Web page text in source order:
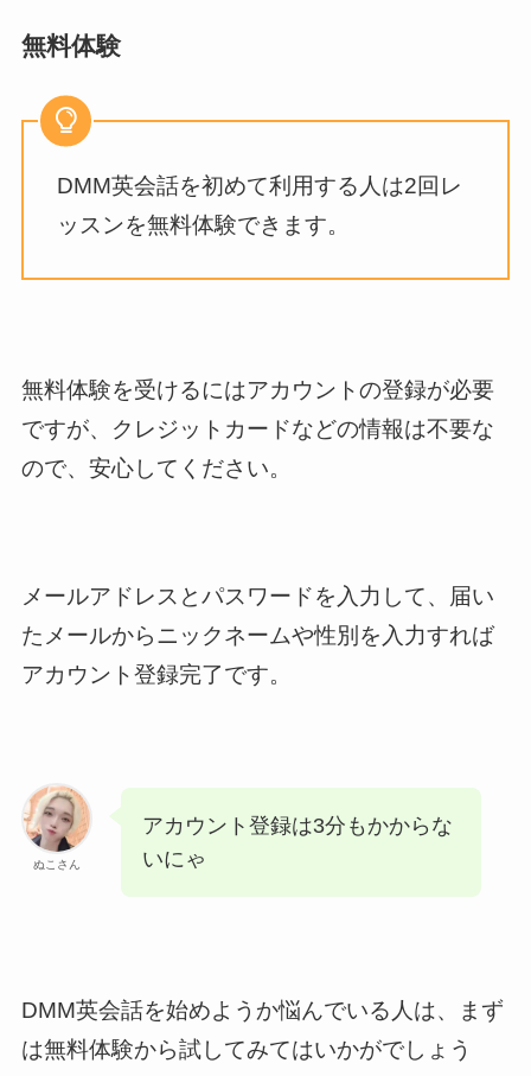
無料体験
DMM英会話を初めて利用する人は2回レ
ッスンを無料体験できます。
無料体験を受けるにはアカウントの登録が必要
ですが、クレジットカードなどの情報は不要な
ので、安心してください。
メールアドレスとパスワードを入力して、届い
たメールからニックネームや性別を入力すれば
アカウント登録完了です。
ぬこさん
アカウント登録は3分もかからな
いにゃ
DMM英会話を始めようか悩んでいる人は、まず
は無料体験から試してみてはいかがでしょう